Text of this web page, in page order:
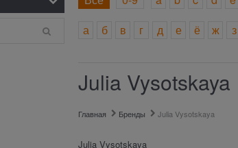
а
б в г д е ё ж з
Julia Vysotskaya
Главная Бренды Julia Vysotskaya
Julia Vysotskaya